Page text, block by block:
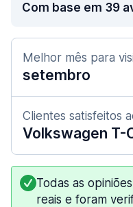
Com base em 39
Melhor mês para
setembro
Clientes satisfeitos
Volkswagen T-
Todas as
reais e foram